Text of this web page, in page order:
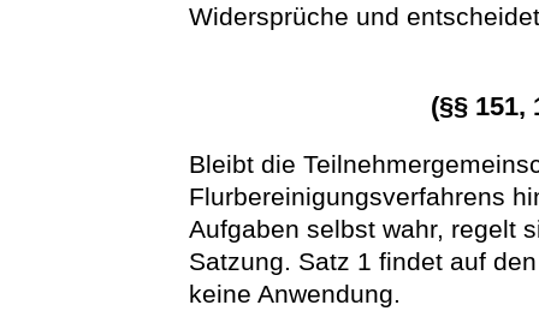
Widersprüche und
(§§ 151,
Bleibt die
Flurbereinigungsverfahrens
Aufgaben selbst wahr, regelt
Satzung. Satz 1 findet auf
keine Anwendung.